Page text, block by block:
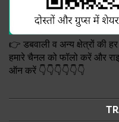
👉 डबवाली व अन्य क्षेत्रों की
हमारे चैनल को फॉलो करें और
ऑन करें 👇👇👇👇👇👇